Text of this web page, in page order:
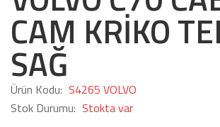
CAM KRİKO
SAĞ
Ürün Kodu: S4265 VOLVO
Stok Durumu: Stokta var